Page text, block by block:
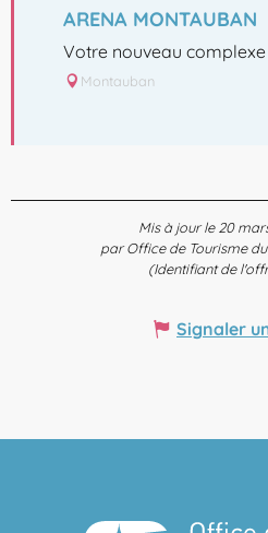
ARENA MONTAUBAN
Votre nouveau
Montauban
Mis à jour le 20
par Office de Tourisme
(Identifiant de
Signaler